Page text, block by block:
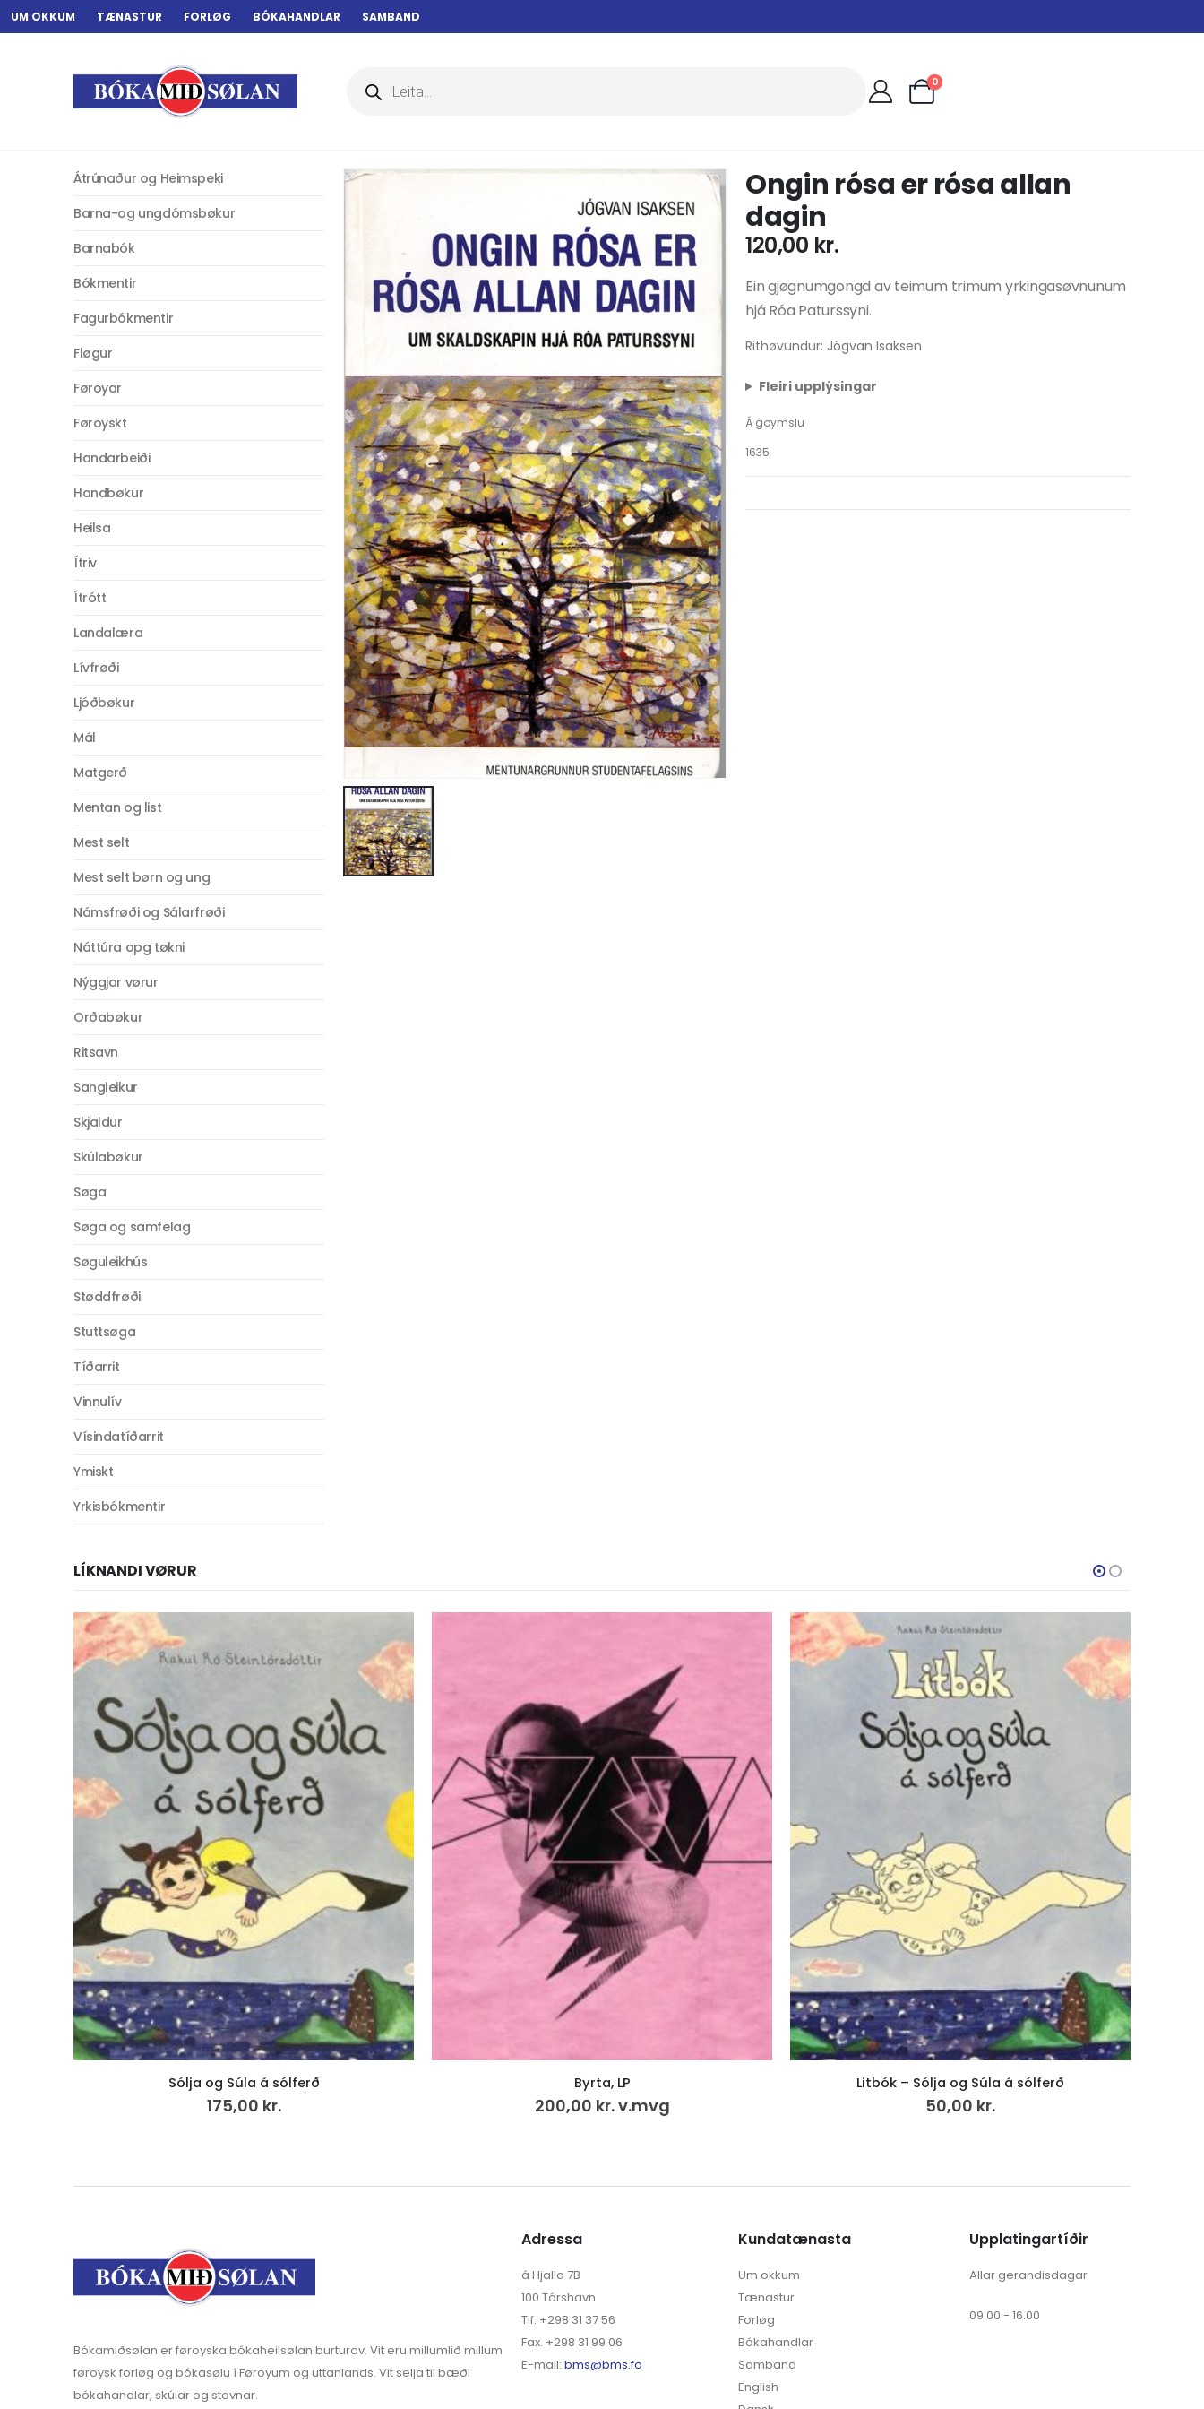
UM OKKUM TÆNASTUR FORLØG BÓKAHANDLAR SAMBAND
search 0
Ongin rósa er rósa allan
dagin
120,00 kr.
Ein gjøgnumgongd av teimum trimum yrkingasøvnunum
hjá Róa Paturssyni.
Rithøvundur: Jógvan Isaksen
Fleiri upplýsingar
Á goymslu
1635
Átrúnaður og Heimspeki
Barna-og ungdómsbøkur
Barnabók
Bókmentir
Fagurbókmentir
Fløgur
Føroyar
Føroyskt
Handarbeiði
Handbøkur
Heilsa
Ítriv
Ítrótt
Landalæra
Lívfrøði
Ljóðbøkur
Mál
Matgerð
Mentan og list
Mest selt
Mest selt børn og ung
Námsfrøði og Sálarfrøði
Náttúra opg tøkni
Nýggjar vørur
Orðabøkur
Ritsavn
Sangleikur
Skjaldur
Skúlabøkur
Søga
Søga og samfelag
Søguleikhús
Støddfrøði
Stuttsøga
Tíðarrit
Vinnulív
Vísindatíðarrit
Ymiskt
Yrkisbókmentir
LÍKNANDI VØRUR
Byrta, LP
200,00kr.v.mvg
Litbók – Sólja og Súla á sólferð
50,00kr.
Eitt dýpi av dýrari tíð, LP
249,00kr. v.mvg
Bókamiðsølan er føroyska bókaheilsølan burturav. Vit eru millumlið millum
føroysk forløg og bókasølu í Føroyum og uttanlands. Vit selja til bæði
bókahandlar, skúlar og stovnar.
Adressa
á Hjalla 7B
100 Tórshavn
Tlf. +298 31 37 56
Fax. +298 31 99 06
E-mail: bms@bms.fo
Kundatænasta
Um okkum
Tænastur
Forløg
Bókahandlar
Samband
English
Upplatingartíðir
Allar gerandisdagar
09.00 - 16.00